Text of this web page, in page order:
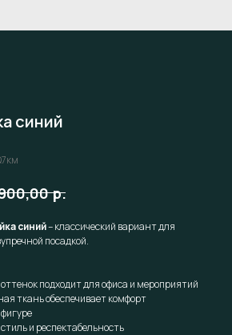
синий
р.
синий– классический вариант для
посадкой.
подходит для офиса и мероприятий
ткань обеспечивает комфорт
и респектабельность